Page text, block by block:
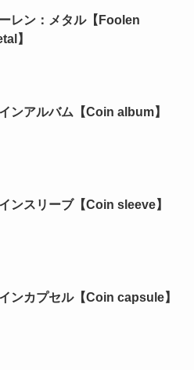
レン：メタル【Foolen
】
ンアルバム【Coin album】
ンスリーブ【Coin sleeve】
ンカプセル【Coin capsule】